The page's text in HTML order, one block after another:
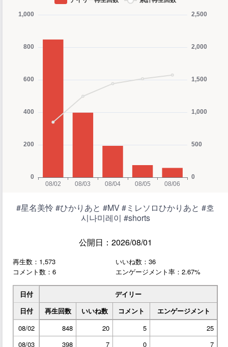
#星名美怜 #ひかりあと #MV #ミレソロひかりあと #호
시나미레이 #shorts
公開日：2026/08/01
再生数：1,573
いいね数：36
コメント数：6
エンゲージメント率：2.67%
日付
デイリー
日付
再生回数 いいね数 コメント
エンゲージメント
08/02
848 20 5
25
08/03
398 7 0
7